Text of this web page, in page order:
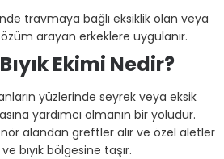
travmaya bağlı eksiklik olan veya
arayan erkeklere uygulanır.
Ekimi Nedir?
yüzlerinde seyrek veya eksik
yardımcı olmanın bir yoludur.
alandan greftler alır ve özel aletler
bıyık bölgesine taşır.